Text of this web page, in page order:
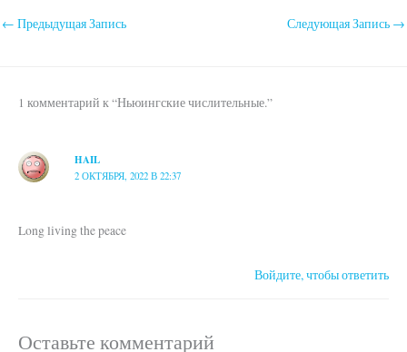
← Предыдущая Запись Следующая Запись →
1 комментарий к “Ньюингские числительные.”
HAIL
2 ОКТЯБРЯ, 2022 В 22:37
Long living the peace
Войдите, чтобы ответить
Оставьте комментарий